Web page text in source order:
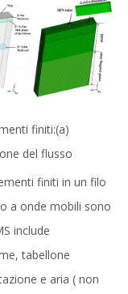
finiti:(a)
del flusso
finiti in un filo
a onde mobili sono
include
tabellone
e aria ( non